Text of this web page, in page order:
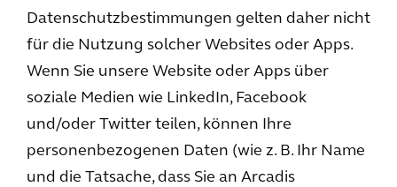
Datenschutzbestimmungen gelten daher nicht
für die Nutzung solcher Websites oder Apps.
Wenn Sie unsere Website oder Apps über
soziale Medien wie LinkedIn, Facebook
und/oder Twitter teilen, können Ihre
personenbezogenen Daten (wie z. B. Ihr Name
und die Tatsache, dass Sie an Arcadis